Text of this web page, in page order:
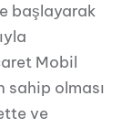
başlayarak
Mobil
olması
ve